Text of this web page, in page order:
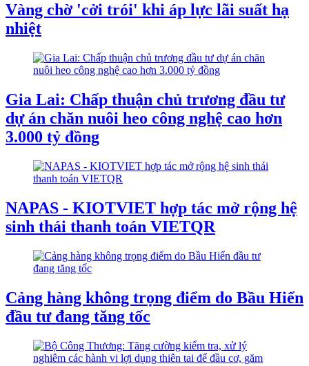
Vàng chờ 'cởi trói' khi áp lực lãi suất hạ
nhiệt
Gia Lai: Chấp thuận chủ trương đầu tư
dự án chăn nuôi heo công nghệ cao hơn
3.000 tỷ đồng
NAPAS - KIOTVIET hợp tác mở rộng hệ
sinh thái thanh toán VIETQR
Cảng hàng không trọng điểm do Bầu Hiển
đầu tư đang tăng tốc